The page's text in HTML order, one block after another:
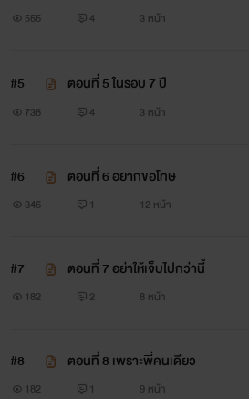
เคน ลูกน้องคนสนิทที่โตมาด้วยกัน
"เกล.....พี่ว่า เราจบกันแค่นี้เถอะนะ"
555 4 3 หน้า
#5 ตอนที่ 5 ในรอบ 7 ปี
738 4 3 หน้า
#6 ตอนที่ 6 อยากขอโทษ
346 1 12 หน้า
#7 ตอนที่ 7 อย่าให้เจ็บไปกว่านี้
182 2 8 หน้า
#8 ตอนที่ 8 เพราะพี่คนเดียว
182 1 9 หน้า